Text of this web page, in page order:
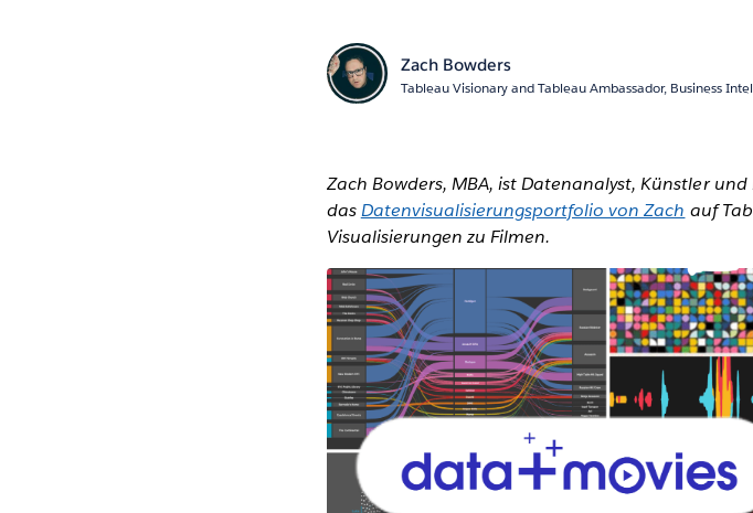
Zach Bowders
Tableau Visionary and Tableau Ambassador, Business
Zach Bowders, MBA, ist Datenanalyst, Künstler und
dasDatenvisualisierungsportfolio von Zach auf
Visualisierungen zu Filmen.